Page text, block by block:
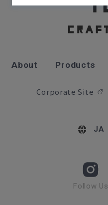
About Products
Corporate Site
Follow Us
JA